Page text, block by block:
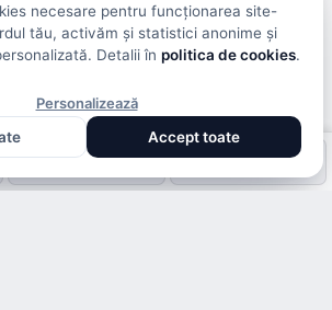
DREPTURILE REZERVATE.
ȘI ANALIZE DIN TOATE COMPETIȚIILE
Fotbal extern Scoruri live
necesare pentru funcționarea site-
tău, activăm și statistici anonime și
Detalii în politica de cookies.
Personalizează
Accept toate